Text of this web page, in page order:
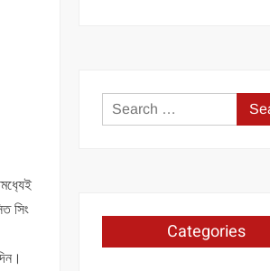
সিং
for:
Categories